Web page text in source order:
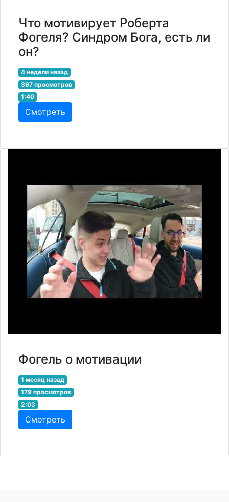
Что мотивирует Роберта
Фогеля? Синдром Бога, есть ли
он?
4 недели назад
367 просмотров
1:40
Смотреть
Фогель о мотивации
1 месяц назад
179 просмотров
2:03
Смотреть